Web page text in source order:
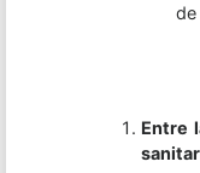
de
Entre